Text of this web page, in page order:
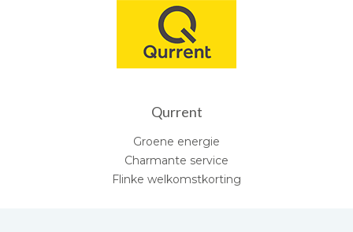
Qurrent
Groene energie
Charmante service
Flinke welkomstkorting